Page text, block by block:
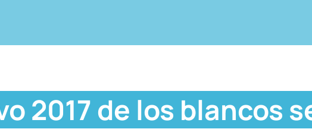
2017 de los blancos